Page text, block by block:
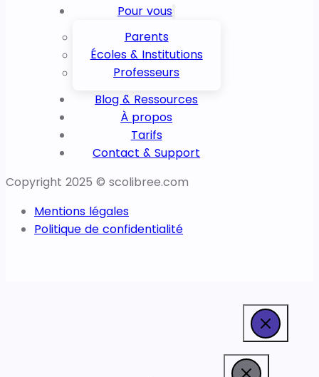
Pour vous
Parents
Écoles & Institutions
Professeurs
Blog & Ressources
À propos
Tarifs
Contact & Support
Copyright 2025 © scolibree.com
Mentions légales
Politique de confidentialité